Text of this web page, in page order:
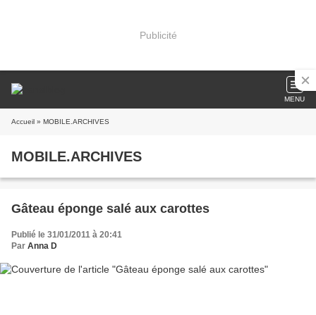
Publicité
MENU
Accueil » MOBILE.ARCHIVES
MOBILE.ARCHIVES
Gâteau éponge salé aux carottes
Publié le 31/01/2011 à 20:41
Par Anna D